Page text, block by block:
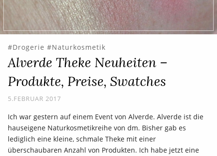
Drogerie Naturkosmetik
Alverde Theke Neuheiten –
Produkte, Preise, Swatches
5.FEBRUAR 2017
Ich war gestern auf einem Event von Alverde. Alverde ist die
hauseigene Naturkosmetikreihe von dm. Bisher gab es
lediglich eine kleine, schmale Theke mit einer
überschaubaren Anzahl von Produkten. Ich habe jetzt eine